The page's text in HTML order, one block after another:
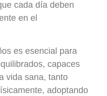
cada día deben
en el
es esencial para
capaces
vida sana, tanto
adoptando